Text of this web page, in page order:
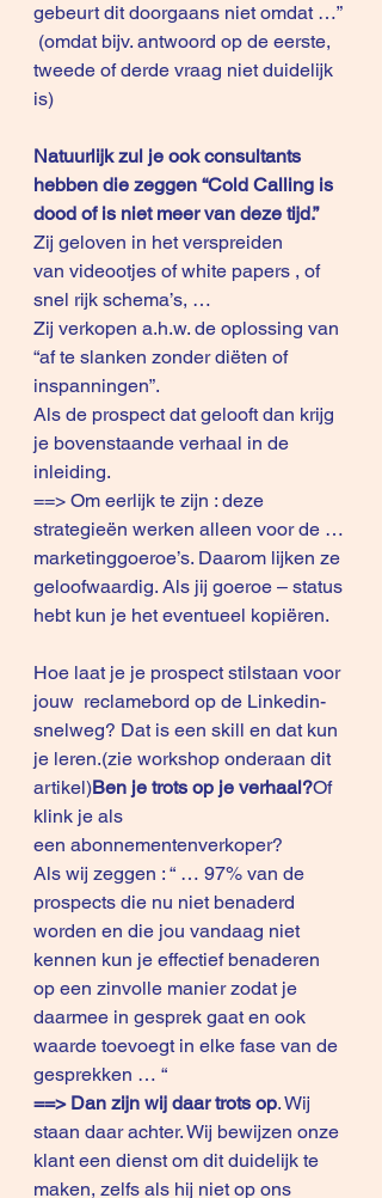
gebeurt dit doorgaans niet omdat …”
(omdat bijv. antwoord op de eerste,
tweede of derde vraag niet duidelijk
is)
Natuurlijk zul je ook consultants
hebben die zeggen “Cold Calling is
dood of is niet meer van deze tijd.”
Zij geloven in het verspreiden
van videootjes of white papers , of
snel rijk schema’s, …
Zij verkopen a.h.w. de oplossing van
“af te slanken zonder diëten of
inspanningen”.
Als de prospect dat gelooft dan krijg
je bovenstaande verhaal in de
inleiding.
==> Om eerlijk te zijn : deze
strategieën werken alleen voor de …
marketinggoeroe’s. Daarom lijken ze
geloofwaardig. Als jij goeroe – status
hebt kun je het eventueel kopiëren.
Hoe laat je je prospect stilstaan voor
jouw  reclamebord op de Linkedin-
snelweg? Dat is een skill en dat kun
je leren.(zie workshop onderaan dit
artikel)Ben je trots op je verhaal?Of
klink je als
een abonnementenverkoper?
Als wij zeggen : “ … 97% van de
prospects die nu niet benaderd
worden en die jou vandaag niet
kennen kun je effectief benaderen
op een zinvolle manier zodat je
daarmee in gesprek gaat en ook
waarde toevoegt in elke fase van de
gesprekken … “
==> Dan zijn wij daar trots op. Wij
staan daar achter. Wij bewijzen onze
klant een dienst om dit duidelijk te
maken, zelfs als hij niet op ons